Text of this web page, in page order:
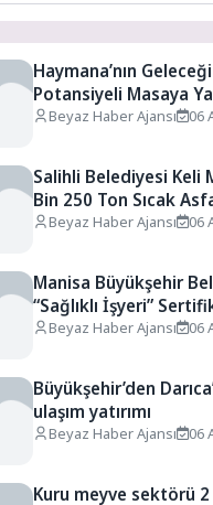
Haymana’nın
Potansiyeli Masaya
Beyaz Haber Ajansı 06
Salihli Belediyesi Keli
Bin 250 Ton Sıcak
Tamamladı
Beyaz Haber Ajansı 06
Manisa Büyükşehir
“Sağlıklı İşyeri”
Beyaz Haber Ajansı 06
Büyükşehir’den
ulaşım yatırımı
Beyaz Haber Ajansı 06
Kuru meyve sektörü